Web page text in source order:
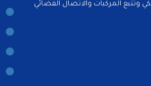
وتتبع المركبات والاتصال الفضائي